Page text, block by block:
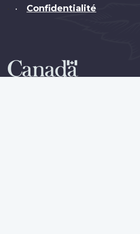
• Confidentialité